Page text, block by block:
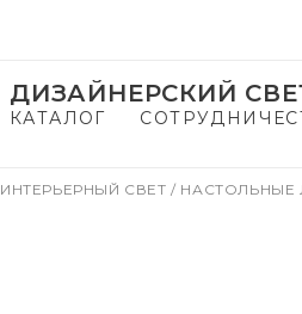
ДИЗАЙНЕРСКИЙ
КАТАЛОГ
ИНТЕРЬЕРНЫЙ СВЕТ/ НАСТОЛЬНЫЕ